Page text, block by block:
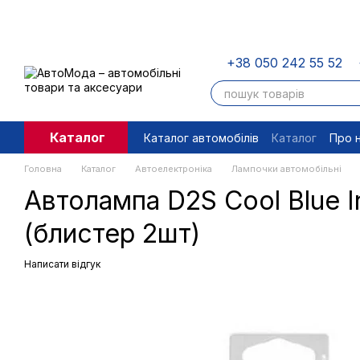
+38 050 242 55 52
Каталог Каталог автомобілів Каталог
Про
Угода користувача
Правові
Головна Каталог Автоелектроніка Лампочки автомобільні
Автолампа D2S Cool Blue
(блистер 2шт)
Написати відгук